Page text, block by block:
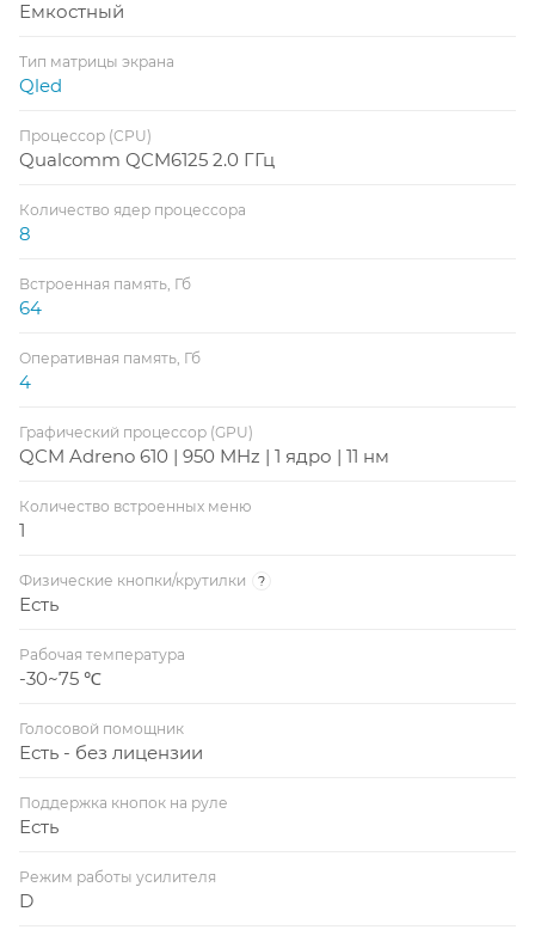
Емкостный
Тип матрицы экрана
Qled
Процессор (CPU)
Qualcomm QCM6125 2.0 ГГц
Количество ядер процессора
8
Встроенная память, Гб
64
Оперативная память, Гб
4
Графический процессор (GPU)
QCM Adreno 610 | 950 MHz | 1 ядро | 11 нм
Количество встроенных меню
1
Физические кнопки/крутилки ?
Есть
Рабочая температура
-30~75 ℃
Голосовой помощник
Есть - без лицензии
Поддержка кнопок на руле
Есть
Режим работы усилителя
D